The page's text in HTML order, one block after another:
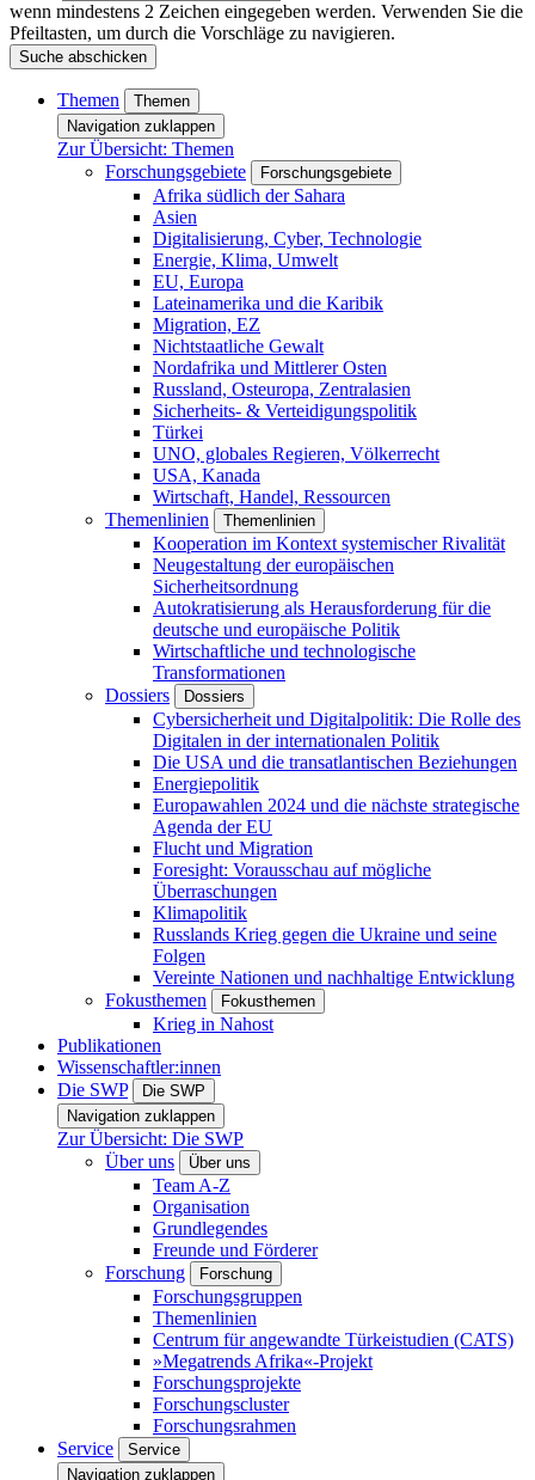
wenn mindestens 2 Zeichen eingegeben werden. Verwenden Sie die
Pfeiltasten, um durch die Vorschläge zu navigieren.
Suche abschicken
Themen
Themen
Navigation zuklappen
Zur Übersicht: Themen
Forschungsgebiete
Forschungsgebiete
Afrika südlich der Sahara
Asien
Digitalisierung, Cyber, Technologie
Energie, Klima, Umwelt
EU, Europa
Lateinamerika und die Karibik
Migration, EZ
Nichtstaatliche Gewalt
Nordafrika und Mittlerer Osten
Russland, Osteuropa, Zentralasien
Sicherheits- & Verteidigungspolitik
Türkei
UNO, globales Regieren, Völkerrecht
USA, Kanada
Wirtschaft, Handel, Ressourcen
Themenlinien
Themenlinien
Kooperation im Kontext systemischer Rivalität
Neugestaltung der europäischen
Sicherheitsordnung
Autokratisierung als Herausforderung für die
deutsche und europäische Politik
Wirtschaftliche und technologische
Transformationen
Dossiers
Dossiers
Cybersicherheit und Digitalpolitik: Die Rolle des
Digitalen in der internationalen Politik
Die USA und die transatlantischen Beziehungen
Energiepolitik
Europawahlen 2024 und die nächste strategische
Agenda der EU
Flucht und Migration
Foresight: Vorausschau auf mögliche
Überraschungen
Klimapolitik
Russlands Krieg gegen die Ukraine und seine
Folgen
Vereinte Nationen und nachhaltige Entwicklung
Fokusthemen
Fokusthemen
Krieg in Nahost
Publikationen
Wissenschaftler:innen
Die SWP
Die SWP
Navigation zuklappen
Zur Übersicht: Die SWP
Über uns
Über uns
Team A-Z
Organisation
Grundlegendes
Freunde und Förderer
Forschung
Forschung
Forschungsgruppen
Themenlinien
Centrum für angewandte Türkeistudien (CATS)
»Megatrends Afrika«-Projekt
Forschungsprojekte
Forschungscluster
Forschungsrahmen
Service
Service
Navigation zuklappen